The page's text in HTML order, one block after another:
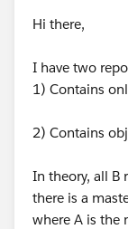
Hi there,
I have two
1) Contains
2) Contains
In theory, all B
there is a
where A is the